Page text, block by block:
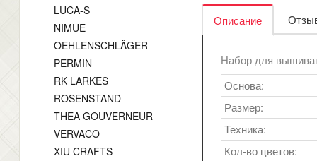
LUCA-S
NIMUE
OEHLENSCHLÄGER
PERMIN
RK LARKES
ROSENSTAND
THEA GOUVERNEUR
VERVACO
XIU CRAFTS
Описание
Набор для
Основа:
Размер:
Техника:
Кол-во цветов: